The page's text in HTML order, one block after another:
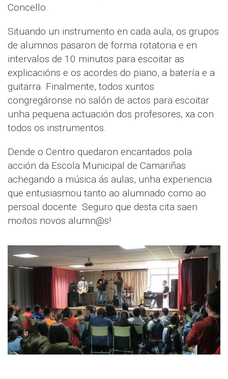
Concello.
Situando un instrumento en cada aula, os grupos
de alumnos pasaron de forma rotatoria e en
intervalos de 10 minutos para escoitar as
explicacións e os acordes do piano, a batería e a
guitarra. Finalmente, todos xuntos
congregáronse no salón de actos para escoitar
unha pequena actuación dos profesores, xa con
todos os instrumentos.
Dende o Centro quedaron encantados pola
acción da Escola Municipal de Camariñas
achegando a música ás aulas, unha experiencia
que entusiasmou tanto ao alumnado como ao
persoal docente. Seguro que desta cita saen
moitos novos alumn@s!